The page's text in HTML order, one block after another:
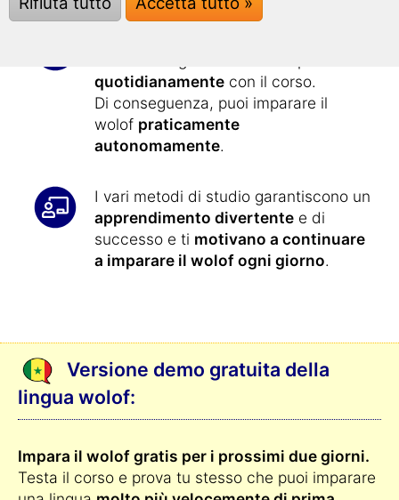
quotidianamente con il corso.
Di conseguenza, puoi imparare il
wolof praticamente
autonomamente.
I vari metodi di studio garantiscono un
apprendimento divertente e di
successo e ti motivano a continuare
a imparare il wolof ogni giorno.
Versione demo gratuita della
lingua wolof:
Impara il wolof gratis per i prossimi due giorni.
Testa il corso e prova tu stesso che puoi imparare